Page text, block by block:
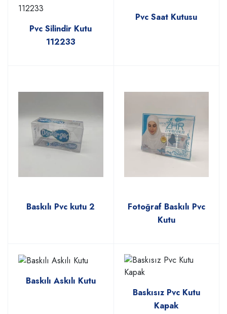
Pvc Silindir Kutu
112233
Pvc Saat Kutusu
Baskılı Pvc kutu 2
Fotoğraf Baskılı Pvc
Kutu
Baskılı Askılı Kutu
Baskısız Pvc Kutu
Kapak